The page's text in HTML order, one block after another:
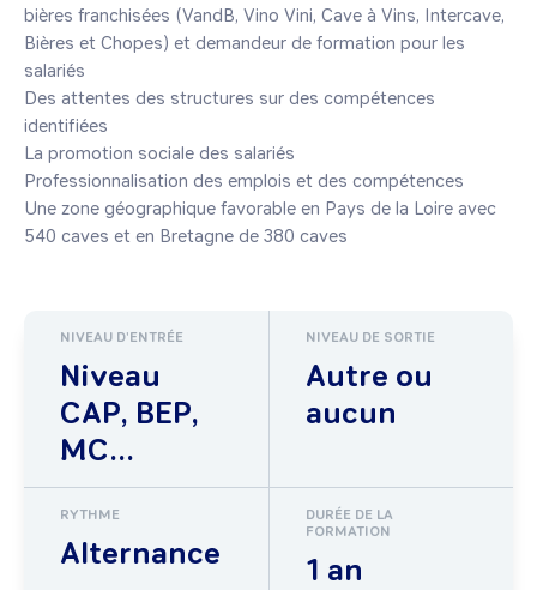
bières franchisées (VandB, Vino Vini, Cave à Vins, Intercave,
Bières et Chopes) et demandeur de formation pour les
salariés
Des attentes des structures sur des compétences
identifiées
La promotion sociale des salariés
Professionnalisation des emplois et des compétences
Une zone géographique favorable en Pays de la Loire avec
540 caves et en Bretagne de 380 caves
NIVEAU D'ENTRÉE
Niveau
CAP, BEP,
MC...
NIVEAU DE SORTIE
Autre ou
aucun
RYTHME
Alternance
DURÉE DE LA
FORMATION
1 an